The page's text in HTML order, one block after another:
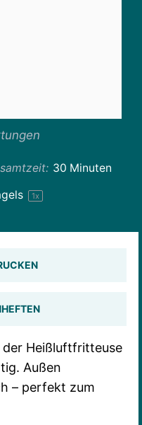
30 Minuten
1x
der Heißluftfritteuse
Außen
– perfekt zum